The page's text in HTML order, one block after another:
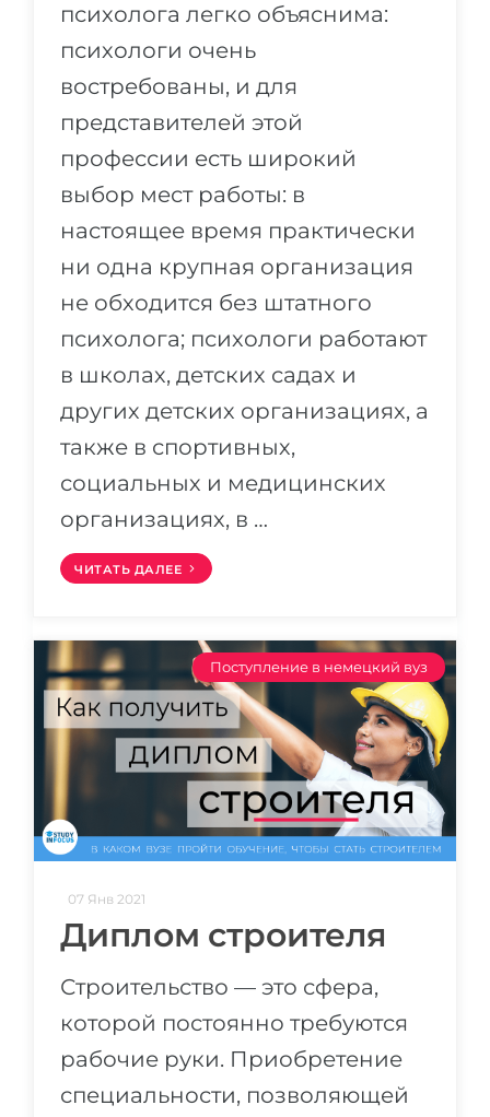
психолога легко объяснима:
психологи очень
востребованы, и для
представителей этой
профессии есть широкий
выбор мест работы: в
настоящее время практически
ни одна крупная организация
не обходится без штатного
психолога; психологи работают
в школах, детских садах и
других детских организациях, а
также в спортивных,
социальных и медицинских
организациях, в …
ЧИТАТЬ ДАЛЕЕ
Поступление в немецкий вуз
07 Янв 2021
Диплом строителя
Строительство — это сфера,
которой постоянно требуются
рабочие руки. Приобретение
специальности, позволяющей